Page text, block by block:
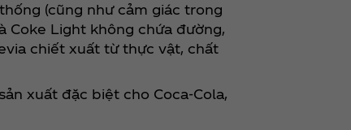
(cũng như cảm giác trong
Coke Light không chứa đường,
chiết xuất từ thực vật, chất
xuất đặc biệt cho Coca‑Cola,